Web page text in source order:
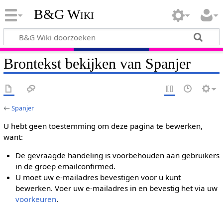
B&G Wiki
Brontekst bekijken van Spanjer
←Spanjer
U hebt geen toestemming om deze pagina te bewerken,
want:
De gevraagde handeling is voorbehouden aan gebruikers
in de groep emailconfirmed.
U moet uw e-mailadres bevestigen voor u kunt
bewerken. Voer uw e-mailadres in en bevestig het via uw
voorkeuren.